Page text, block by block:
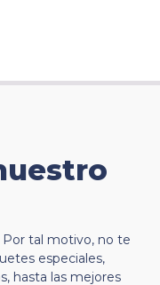
tal motivo, no te
especiales,
hasta las mejores